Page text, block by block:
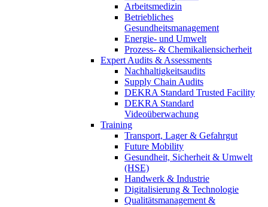
Arbeitsmedizin
Betriebliches
Gesundheitsmanagement
Energie- und Umwelt
Prozess- & Chemikaliensicherheit
Expert Audits & Assessments
Nachhaltigkeitsaudits
Supply Chain Audits
DEKRA Standard Trusted Facility
DEKRA Standard
Videoüberwachung
Training
Transport, Lager & Gefahrgut
Future Mobility
Gesundheit, Sicherheit & Umwelt
(HSE)
Handwerk & Industrie
Digitalisierung & Technologie
Qualitätsmanagement &